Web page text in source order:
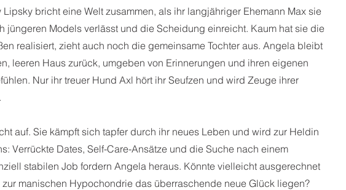
bricht eine Welt zusammen, als ihr langjähriger Ehemann Max sie
jüngeren Models verlässt und die Scheidung einreicht. Kaum hat sie die
realisiert, zieht auch noch die gemeinsame Tochter aus. Angela bleibt
leeren Haus zurück, umgeben von Erinnerungen und ihren eigenen
Nur ihr treuer Hund Axl hört ihr Seufzen und wird Zeuge ihrer
auf. Sie kämpft sich tapfer durch ihr neues Leben und wird zur Heldin
Verrückte Dates, Self-Care-Ansätze und die Suche nach einem
stabilen Job fordern Angela heraus. Könnte vielleicht ausgerechnet
manischen Hypochondrie das überraschende neue Glück liegen?